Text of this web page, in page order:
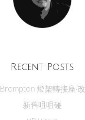
Recent Posts
Brompton 燈架轉接座‧改
新舊咀咀碰